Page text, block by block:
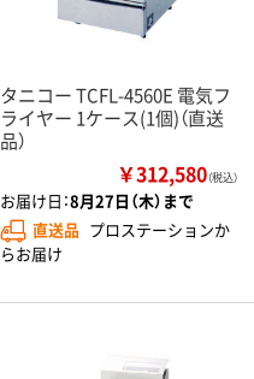
タニコー TCFL-4560E 電気フ
ライヤー 1ケース(1個)（直送
品）
￥312,580（税込）
お届け日：8月27日（木）まで
直送品 プロステーションか
らお届け